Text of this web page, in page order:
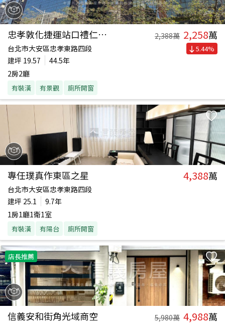
忠孝敦化捷運站口禮仁純辦 2,388萬 2,258萬
台北市大安區忠孝東路四段
建坪 19.57
44.5年
2房2廳
有裝潢 有景觀 廁所開窗
5.44%
專任璞真作東區之星 4,388萬
台北市大安區忠孝東路四段
建坪 25.1
9.7年
1房1廳1衛1室
有裝潢 有陽台 廁所開窗
店長推薦
信義安和街角光域商空 5,980萬 4,988萬